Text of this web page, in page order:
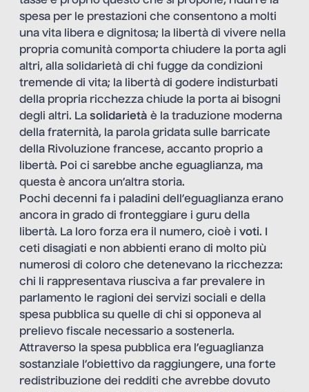
spesa per le prestazioni che consentono a molti
una vita libera e dignitosa; la libertà di vivere nella
propria comunità comporta chiudere la porta agli
altri, alla solidarietà di chi fugge da condizioni
tremende di vita; la libertà di godere indisturbati
della propria ricchezza chiude la porta ai bisogni
degli altri. La solidarietà è la traduzione moderna
della fraternità, la parola gridata sulle barricate
della Rivoluzione francese, accanto proprio a
libertà. Poi ci sarebbe anche eguaglianza, ma
questa è ancora un’altra storia.
Pochi decenni fa i paladini dell’eguaglianza erano
ancora in grado di fronteggiare i guru della
libertà. La loro forza era il numero, cioè i voti. I
ceti disagiati e non abbienti erano di molto più
numerosi di coloro che detenevano la ricchezza:
chi li rappresentava riusciva a far prevalere in
parlamento le ragioni dei servizi sociali e della
spesa pubblica su quelle di chi si opponeva al
prelievo fiscale necessario a sostenerla.
Attraverso la spesa pubblica era l’eguaglianza
sostanziale l’obiettivo da raggiungere, una forte
redistribuzione dei redditi che avrebbe dovuto